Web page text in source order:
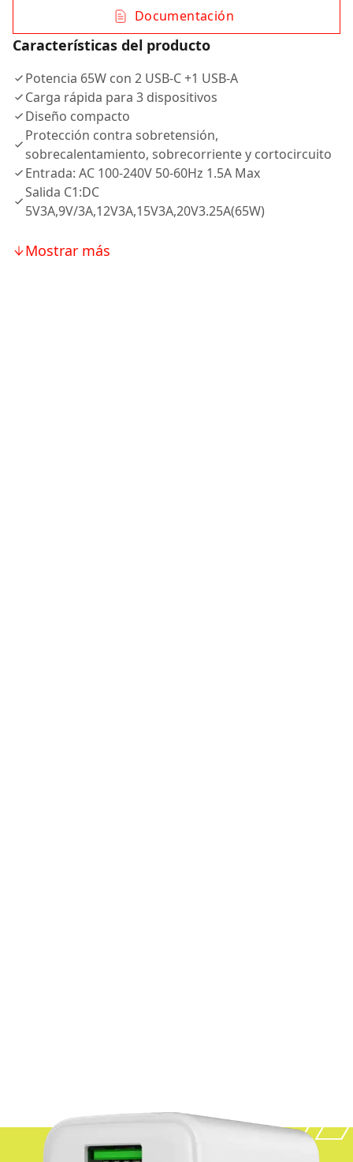
Documentación
Características del producto
Potencia 65W con 2 USB-C +1 USB-A
Carga rápida para 3 dispositivos
Diseño compacto
Protección contra sobretensión,
sobrecalentamiento, sobrecorriente y cortocircuito
Entrada: AC 100-240V 50-60Hz 1.5A Max
Salida C1:DC
5V3A,9V/3A,12V3A,15V3A,20V3.25A(65W)
Mostrar más